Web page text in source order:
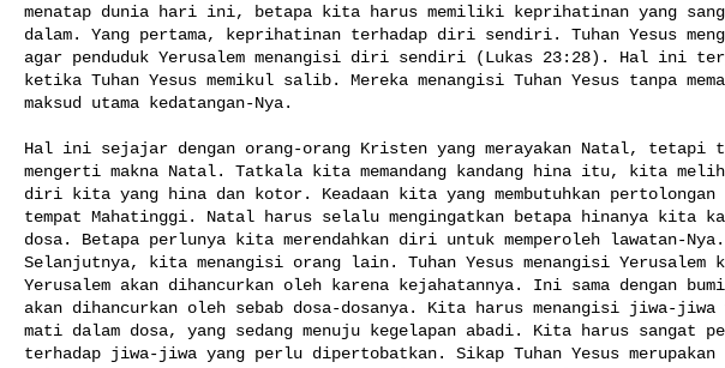
menatap dunia hari ini, betapa kita harus memiliki keprihatinan yang
dalam. Yang pertama, keprihatinan terhadap diri sendiri. Tuhan Yesus
agar penduduk Yerusalem menangisi diri sendiri (Lukas 23:28). Hal ini
ketika Tuhan Yesus memikul salib. Mereka menangisi Tuhan Yesus tanpa
maksud utama kedatangan-Nya.
Hal ini sejajar dengan orang-orang Kristen yang merayakan Natal, tetapi
mengerti makna Natal. Tatkala kita memandang kandang hina itu, kita
diri kita yang hina dan kotor. Keadaan kita yang membutuhkan
tempat Mahatinggi. Natal harus selalu mengingatkan betapa hinanya kita
dosa. Betapa perlunya kita merendahkan diri untuk memperoleh lawatan-Nya.
Selanjutnya, kita menangisi orang lain. Tuhan Yesus menangisi Yerusalem
Yerusalem akan dihancurkan oleh karena kejahatannya. Ini sama dengan
akan dihancurkan oleh sebab dosa-dosanya. Kita harus menangisi jiwa-jiwa
mati dalam dosa, yang sedang menuju kegelapan abadi. Kita harus sangat
terhadap jiwa-jiwa yang perlu dipertobatkan. Sikap Tuhan Yesus merupakan